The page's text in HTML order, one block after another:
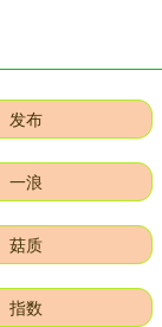
发布
一浪
菇质
指数